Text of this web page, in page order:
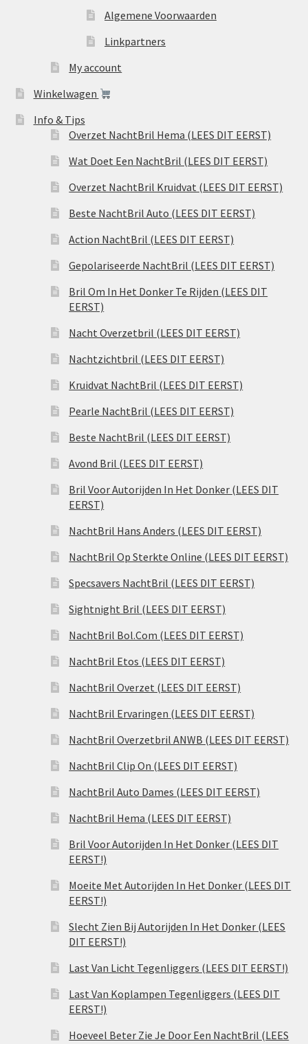
Algemene Voorwaarden
Linkpartners
My account
Winkelwagen
Info & Tips
Overzet NachtBril Hema (LEES DIT EERST)
Wat Doet Een NachtBril (LEES DIT EERST)
Overzet NachtBril Kruidvat (LEES DIT EERST)
Beste NachtBril Auto (LEES DIT EERST)
Action NachtBril (LEES DIT EERST)
Gepolariseerde NachtBril (LEES DIT EERST)
Bril Om In Het Donker Te Rijden (LEES DIT
EERST)
Nacht Overzetbril (LEES DIT EERST)
Nachtzichtbril (LEES DIT EERST)
Kruidvat NachtBril (LEES DIT EERST)
Pearle NachtBril (LEES DIT EERST)
Beste NachtBril (LEES DIT EERST)
Avond Bril (LEES DIT EERST)
Bril Voor Autorijden In Het Donker (LEES DIT
EERST)
NachtBril Hans Anders (LEES DIT EERST)
NachtBril Op Sterkte Online (LEES DIT EERST)
Specsavers NachtBril (LEES DIT EERST)
Sightnight Bril (LEES DIT EERST)
NachtBril Bol.Com (LEES DIT EERST)
NachtBril Etos (LEES DIT EERST)
NachtBril Overzet (LEES DIT EERST)
NachtBril Ervaringen (LEES DIT EERST)
NachtBril Overzetbril ANWB (LEES DIT EERST)
NachtBril Clip On (LEES DIT EERST)
NachtBril Auto Dames (LEES DIT EERST)
NachtBril Hema (LEES DIT EERST)
Bril Voor Autorijden In Het Donker (LEES DIT
EERST!)
Moeite Met Autorijden In Het Donker (LEES DIT
EERST!)
Slecht Zien Bij Autorijden In Het Donker (LEES
DIT EERST!)
Last Van Licht Tegenliggers (LEES DIT EERST!)
Last Van Koplampen Tegenliggers (LEES DIT
EERST!)
Hoeveel Beter Zie Je Door Een NachtBril (LEES